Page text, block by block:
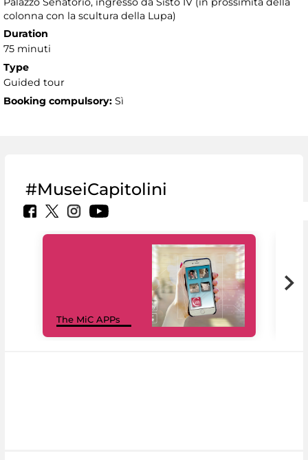
colonna con la scultura della Lupa)
Duration
75 minuti
Type
Guided tour
Booking compulsory: Sì
#MuseiCapitolini
The MiC APPs